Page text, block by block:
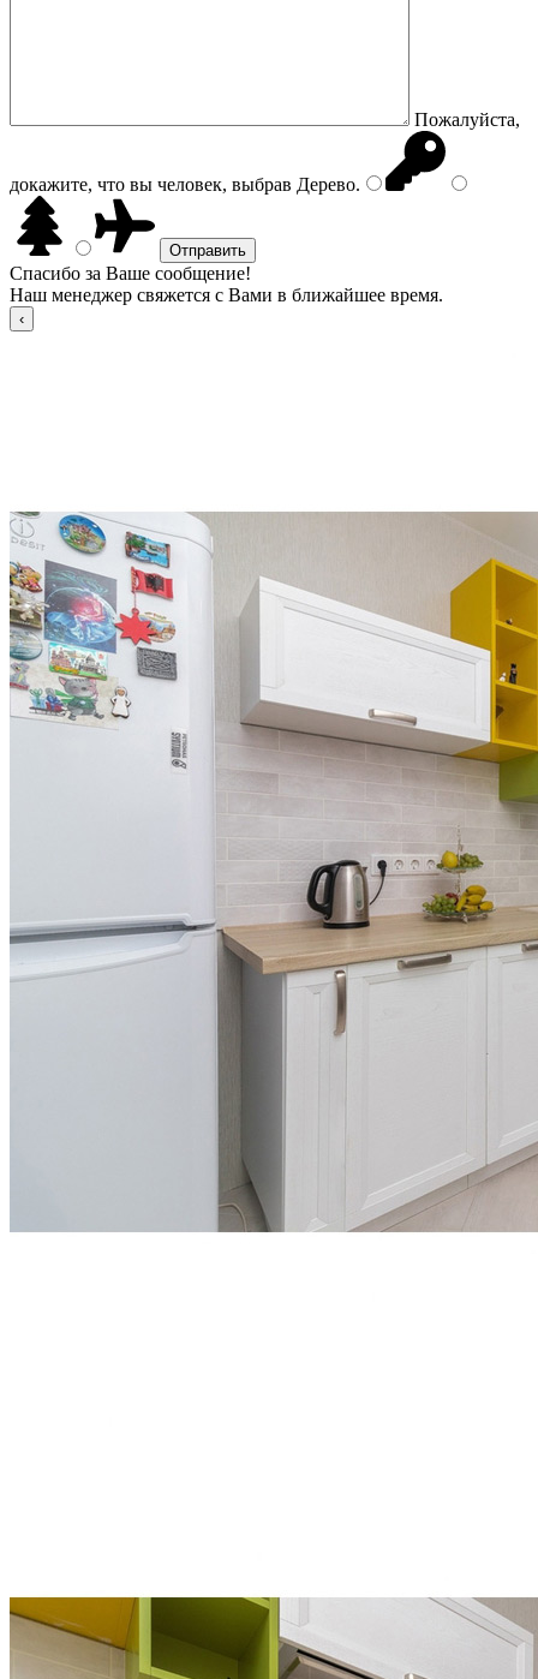
Пожалуйста,
докажите, что вы человек, выбрав Дерево.
Спасибо за Ваше сообщение!
Наш менеджер свяжется с Вами в ближайшее время.